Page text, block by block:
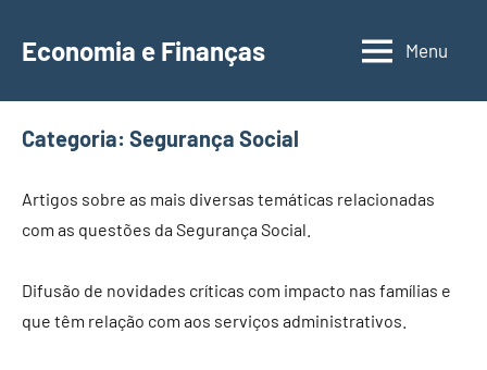
para
conteúdo
Economia e Finanças
Depósitos
IRS,
Pessoais,
Menu
Categoria: Segurança Social
Artigos sobre as mais diversas temáticas relacionadas
com as questões da Segurança Social.
Difusão de novidades críticas com impacto nas famílias e
que têm relação com aos serviços administrativos.